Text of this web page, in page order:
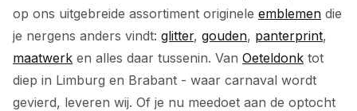
op ons uitgebreide assortiment originele emblemen die
je nergens anders vindt: glitter, gouden, panterprint,
maatwerk en alles daar tussenin. Van Oeteldonk tot
diep in Limburg en Brabant - waar carnaval wordt
gevierd, leveren wij. Of je nu meedoet aan de optocht